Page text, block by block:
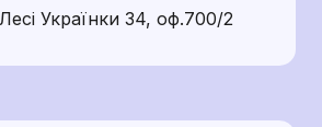
Українки 34, оф.700/2